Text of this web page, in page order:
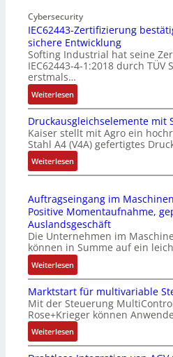
n
d
u
s
t
r
i
e
-
P
C
l
ä
s
t
s
i
c
h
f
l
e
x
i
b
b
i
l
f
u
n
k
m
o
d
u
l
e
r
i
n
g
e
n
4
G
u
n
d
5
Cybersecurity
IEC62443-Zertifizierung
sichere Entwicklung
Softing Industrial hat seine
IEC62443-4-1:2018 durch
erstmals…
Weiterlesen:
I
E
6
2
4
3
-
Z
e
r
t
i
f
i
z
i
e
Druckausgleichselemente mit
Kaiser stellt mit Agro ein
Stahl A4 (V4A) gefertigtes
Weiterlesen:
D
u
c
k
a
u
s
g
l
e
i
c
h
Auftragseingang im
Positive Momentaufnahme,
Auslandsgeschäft
Die Unternehmen im
können in Summe auf ein
Weiterlesen:
A
u
f
t
r
a
Marktstart für multivariable
Mit der Steuerung
Rose+Krieger können
Weiterlesen:
M